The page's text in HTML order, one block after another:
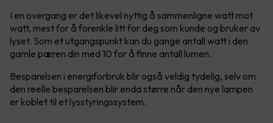
I en overgang er det likevel nyttig å sammenligne watt mot
watt, mest for å forenkle litt for deg som kunde og bruker av
lyset. Som et utgangspunkt kan du gange antall watt i den
gamle pæren din med 10 for å finne antall lumen.
Besparelsen i energiforbruk blir også veldig tydelig, selv om
den reelle besparelsen blir enda større når den nye lampen
er koblet til et lysstyringssystem.